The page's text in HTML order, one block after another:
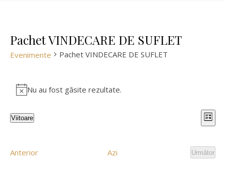
Pachet VINDECARE DE SUFLET
Evenimente Pachet VINDECARE DE SUFLET
Evenimente
Notificare
Nu au fost găsite rezultate.
în
Listă
Viitoare
AnteriorEvenimente Azi
Următor